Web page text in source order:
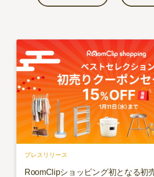
プレスリリース
RoomClipショッピング初となる初